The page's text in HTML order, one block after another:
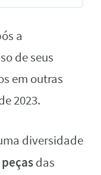
a
de seus
em outras
2023.
diversidade
das